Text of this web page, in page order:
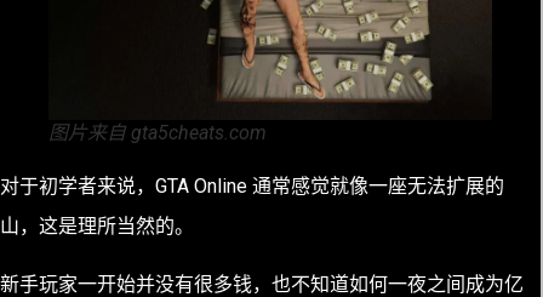
图片来自 gta5cheats.com
对于初学者来说，GTA Online 通常感觉就像一座无法扩展的
山，这是理所当然的。
新手玩家一开始并没有很多钱，也不知道如何一夜之间成为亿